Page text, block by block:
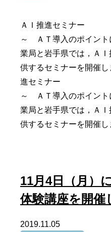
ＡＩ推進セミナー
～ ＡＴ導入のポイン
業局と岩手県では，Ａ
供するセミナーを開催
進セミナー
～ ＡＴ導入のポイン
業局と岩手県では，Ａ
供するセミナーを開催
11月4日（月）
体験講座を開催
2019.11.05